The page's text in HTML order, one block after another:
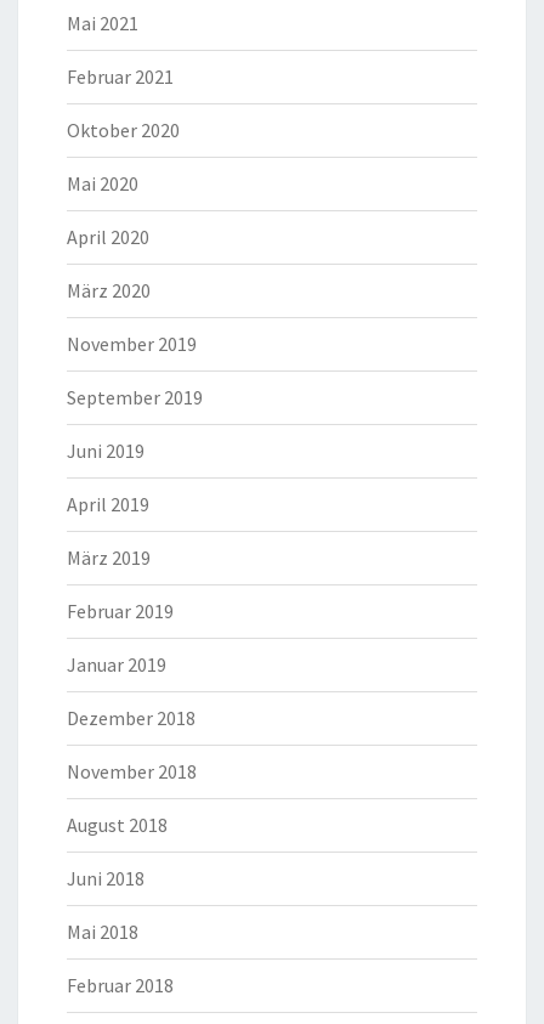
Mai 2021
Februar 2021
Oktober 2020
Mai 2020
April 2020
März 2020
November 2019
September 2019
Juni 2019
April 2019
März 2019
Februar 2019
Januar 2019
Dezember 2018
November 2018
August 2018
Juni 2018
Mai 2018
Februar 2018